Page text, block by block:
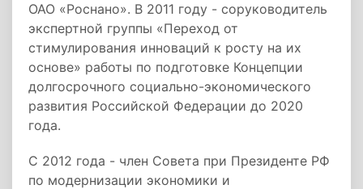
ОАО «Роснано». В 2011 году - соруководитель
экспертной группы «Переход от
стимулирования инноваций к росту на их
основе» работы по подготовке Концепции
долгосрочного социально-экономического
развития Российской Федерации до 2020
года.
С 2012 года - член Совета при Президенте РФ
по модернизации экономики и